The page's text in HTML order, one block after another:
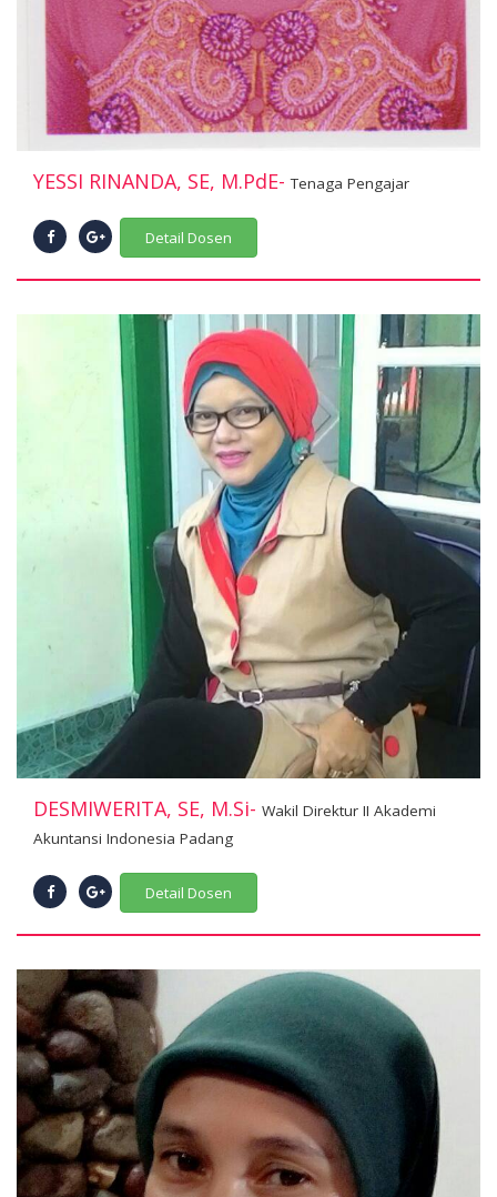
YESSI RINANDA, SE, M.PdE-Tenaga Pengajar
Detail Dosen
DESMIWERITA, SE, M.Si- Wakil Direktur II Akademi
Akuntansi Indonesia Padang
Detail Dosen